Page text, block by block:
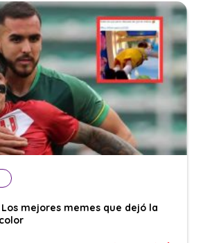
mejores memes que dejó la